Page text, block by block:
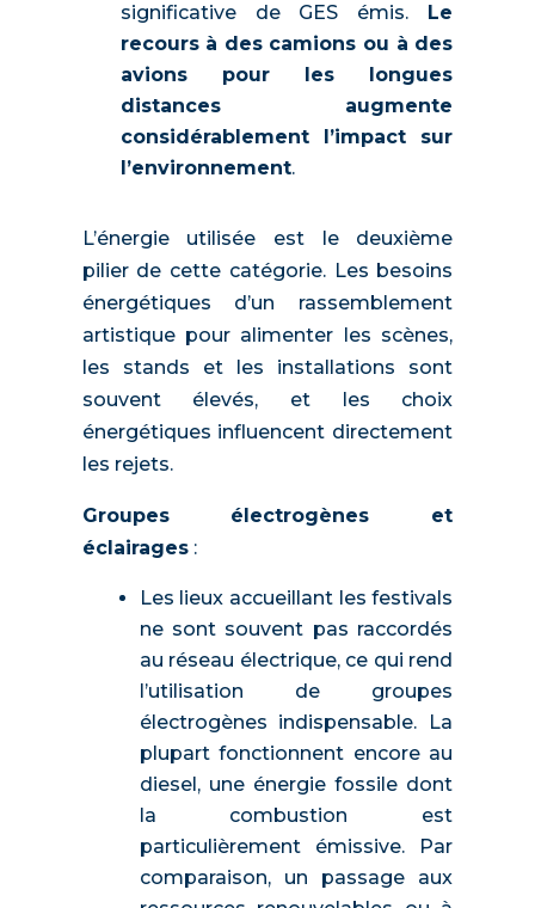
significative de GES émis.
Le
recours à des camions ou à des
avions pour les longues
distances augmente
considérablement l’impact sur
l’environnement.
L’énergie utilisée est le deuxième
pilier de cette catégorie. Les besoins
énergétiques d’un rassemblement
artistique pour alimenter les scènes,
les stands et les installations sont
souvent élevés, et les choix
énergétiques influencent directement
les rejets.
Groupes électrogènes et
éclairages:
Les lieux accueillant les festivals
ne sont souvent pas raccordés
au réseau électrique, ce qui rend
l’utilisation de groupes
électrogènes indispensable. La
plupart fonctionnent encore au
diesel, une énergie fossile dont
la combustion est
particulièrement émissive. Par
comparaison, un passage aux